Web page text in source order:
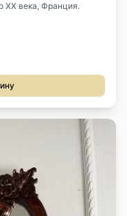
XX века, Франция.